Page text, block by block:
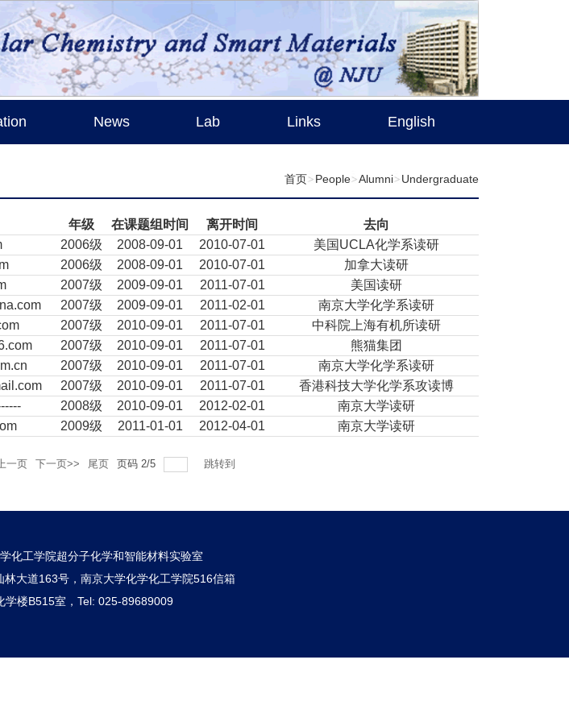
News Lab Links English
首页 People Alumni Undergraduate
年级 在课题组时间 离开时间
去向
2006级 2008-09-01 2010-07-01
美国UCLA化学系读研
2006级 2008-09-01 2010-07-01
加拿大读研
2007级 2009-09-01 2011-07-01
美国读研
2007级 2009-09-01 2011-02-01
南京大学化学系读研
2007级 2010-09-01 2011-07-01
中科院上海有机所读研
2007级 2010-09-01 2011-07-01
熊猫集团
2007级 2010-09-01 2011-07-01
南京大学化学系读研
2007级 2010-09-01 2011-07-01
香港科技大学化学系攻读博
2008级 2010-09-01 2012-02-01
南京大学读研
2009级 2011-01-01 2012-04-01 南京大学读研
一页 下一页>> 尾页 页码 2/5 跳转到
化工学院超分子化学和智能材料实验室
大道163号，南京大学化学化工学院516信箱
学楼B515室，Tel: 025-89689009